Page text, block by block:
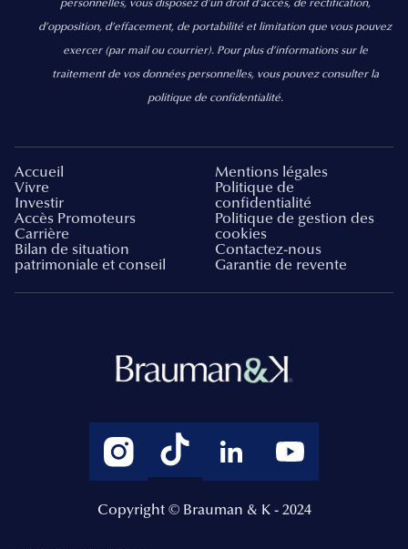
personnelles, vous disposez d'un droit d'accès, de rectification,
d’opposition, d’effacement, de portabilité et limitation que vous pouvez
exercer (par mail ou courrier). Pour plus d’informations sur le
traitement de vos données personnelles, vous pouvez consulter la
politique de confidentialité.
Accueil
Vivre
Investir
Accès Promoteurs
Carrière
Bilan de situation
patrimoniale et conseil
Mentions légales
Politique de
confidentialité
Politique de gestion des
cookies
Contactez-nous
Garantie de revente
Copyright © Brauman & K - 2024